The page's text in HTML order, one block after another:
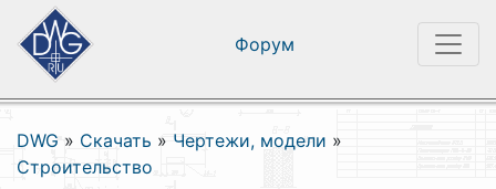
Форум
DWG » Скачать » Чертежи, модели »
Строительство